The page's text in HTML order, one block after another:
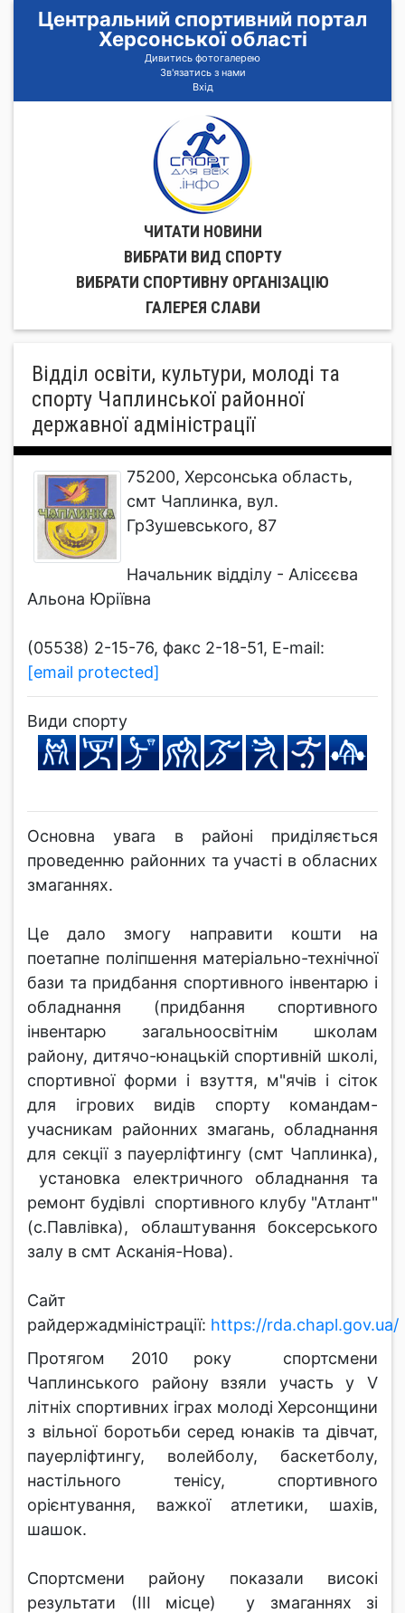
Центральний спортивний портал
Херсонської області
Дивитись фотогалерею
Зв'язатись з нами
Вхід
ЧИТАТИ НОВИНИ
ВИБРАТИ ВИД СПОРТУ
ВИБРАТИ СПОРТИВНУ ОРГАНIЗАЦIЮ
ГАЛЕРЕЯ СЛАВИ
Відділ освіти, культури, молоді та
спорту Чаплинської районної
державної адміністрації
75200, Херсонська область,
смт Чаплинка, вул.
Гр3ушевського, 87
Начальник відділу - Алісєєва
Альона Юріївна
(05538) 2-15-76, факс 2-18-51, E-mail:
[email protected]
Види спорту
Основна увага в районі приділяється
проведенню районних та участі в обласних
змаганнях.
Це дало змогу направити кошти на
поетапне поліпшення матеріально-технічної
бази та придбання спортивного інвентарю і
обладнання (придбання спортивного
інвентарю загальноосвітнім школам
району, дитячо-юнацькій спортивній школі,
спортивної форми і взуття, м"ячів і сіток
для ігрових видів спорту командам-
учасникам районних змагань, обладнання
для секції з пауерліфтингу (смт Чаплинка),
установка електричного обладнання та
ремонт будівлі спортивного клубу "Атлант"
(с.Павлівка), облаштування боксерського
залу в смт Асканія-Нова).
Сайт
райдержадміністрації: https://rda.chapl.gov.ua/
Протягом 2010 року спортсмени
Чаплинського району взяли участь у V
літніх спортивних іграх молоді Херсонщини
з вільної боротьби серед юнаків та дівчат,
пауерліфтингу, волейболу, баскетболу,
настільного тенісу, спортивного
орієнтування, важкої атлетики, шахів,
шашок.
Спортсмени району показали високі
результати (ІІІ місце) у змаганнях зі